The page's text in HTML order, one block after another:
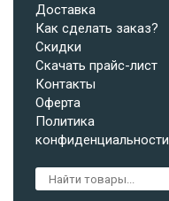
Доставка
Как сделать заказ?
Скидки
Скачать прайс-лист
Контакты
Оферта
Политика
конфиденциальности